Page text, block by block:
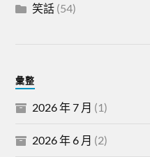
笑話 (54)
彙整
2026 年 7 月 (1)
2026 年 6 月 (2)